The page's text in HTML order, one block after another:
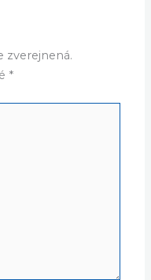
zverejnená.
*